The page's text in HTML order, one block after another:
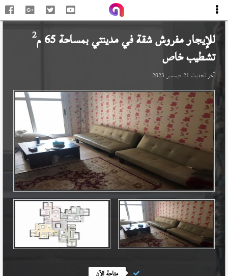
للإيجار مفروش شقة فيمدينتيبمساحة 65 م 2
تشطيب خاص
آخر تحديث 21 ديسمبر 2023
متاحة الآن